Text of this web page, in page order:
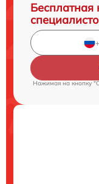
Бесплатная
Нажимая на кнопку